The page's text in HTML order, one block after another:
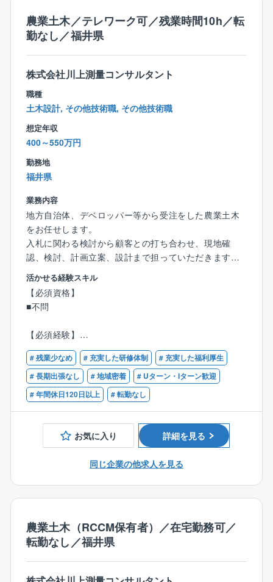
また、社内の風通しも良いため、一人一人の意見を聞
き入れていただきやすいです。
【魅力ポイント】
■残業時間少ない（月平均10h程度）
■転勤なし
■風通しが良いため離職率も非常に低いです。
※現在40代の方は新卒からのご入社です。
直近5年間での退職者1名（寿退社）
■福利厚生が充実しております。
健康診断や予防接種、歯科健診は会社負担で受ける
ことができます。
■テレワーク勤務可能
遠方にお住いの方や育児、介護が必要な方などご事
情に合わせて働き方を変えることが可能です。
農業土木／テレワーク可／残業時間10h／転
勤なし／福井県
株式会社川上測量コンサルタント
職種
土木設計, その他技術職, その他技術職
想定年収
400～550万円
勤務地
福井県
業務内容
地方自治体、デベロッパー等から受注をした農業土木
をお任せします。
入札に関わる検討から顧客との打ち合わせ、現地確
認、検討、計画立案、設計まで担っていただきます。
地域住民とのワークショップや、地域の特性・生活環
境などを考慮したゾーニングなど、調査の段階から設
計まで一貫して担っていただけます。
言うまでもなく自らが設計したものが形として残り、
仕事です。
■具体的に
農業部門（農業土木）では農業農村整備事業を全般的
に行っています。
営農条件を改善するため水田、用排水路、農道の整
備、農村の環境設備等の設計業務など、幅広く行って
います。
【部署の人数構成、年齢構成】
名、50代2名、60代1名
ン層どなたでも馴染みやすい環境です。
また、社内の風通しも良いため、一人一人の意見を聞
き入れていただきやすいです。
【魅力ポイント】
活かせる経験スキル
【必須資格】
■不問
【必須経験】
■農業土木関連業務のご経験が3年程度ある方
【歓迎資格】
■技術士補
■RCCM（農業土木）
# 残業少なめ # 充実した研修体制
# 充実した福利厚生
# 長期出張なし
# 地域密着
# Uターン・Iターン歓迎
# 年間休日120日以上
# 転勤なし
お気に入り 詳細を見る
同じ企業の他求人を見る
農業土木（RCCM保有者）／在宅勤務可／
転勤なし／福井県